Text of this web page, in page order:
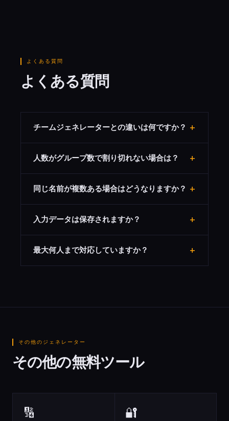
よくある質問
よくある質問
チームジェネレーターとの違いは何ですか？ +
ジェクト向けの「グループ」、チームジェネレーターはス
人数がグループ数で割り切れない場合は？ +
れます。例：10人を3グループなら、4-3-3の構成になり
同じ名前が複数ある場合はどうなりますか？ +
それぞれ別のグループに振り分けられます。
入力データは保存されますか？ +
がサーバーに送信されることは一切ありません。
最大何人まで対応していますか？ +
その他のジェネレーター
その他の無料ツール
🔢 🔐